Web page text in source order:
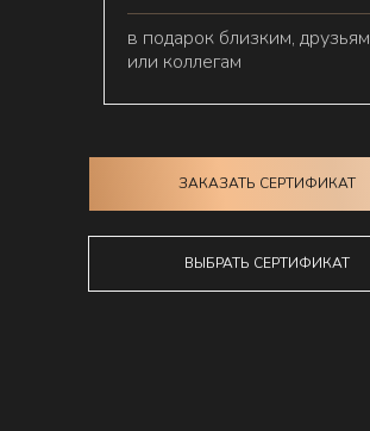
в подарок близким, друзьям
или коллегам
ЗАКАЗАТЬ СЕРТИФИКАТ
ВЫБРАТЬ СЕРТИФИКАТ